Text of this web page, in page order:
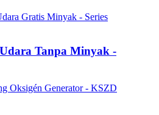
Tanpa Minyak -